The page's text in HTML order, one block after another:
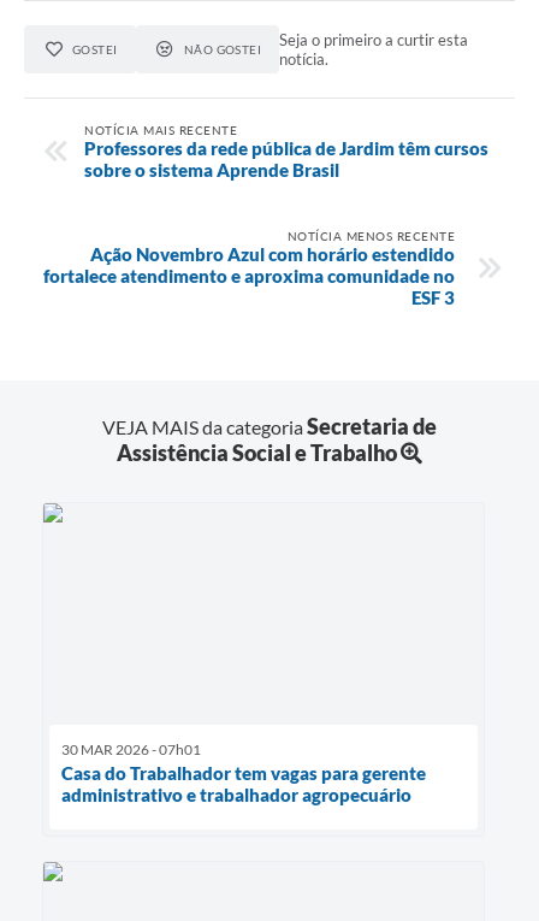
GOSTEI NÃO GOSTEI
Seja o primeiro a curtir esta
notícia.
NOTÍCIA MAIS RECENTE
Professores da rede pública de Jardim têm cursos
sobre o sistema Aprende Brasil
NOTÍCIA MENOS RECENTE
Ação Novembro Azul com horário estendido
fortalece atendimento e aproxima comunidade no
ESF 3
VEJA MAIS da categoriaSecretaria de
Assistência Social e Trabalho
30 MAR 2026 - 07h01
Casa do Trabalhador tem vagas para gerente
administrativo e trabalhador agropecuário